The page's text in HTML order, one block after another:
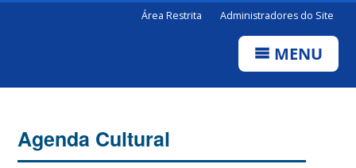
Área Restrita Administradores do Site
MENU
Agenda Cultural